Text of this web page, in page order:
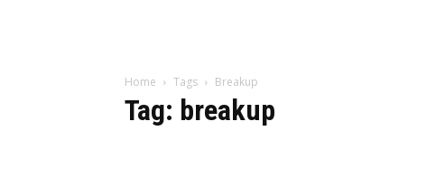
Home Tags Breakup
Tag: breakup